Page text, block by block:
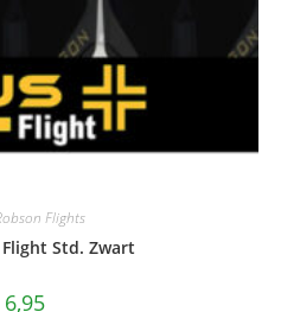
Flights
Std. Zwart
6,95